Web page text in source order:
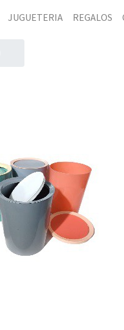
JUGUETERIA REGALOS